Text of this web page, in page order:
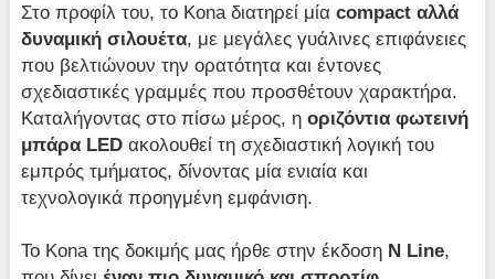
Στο προφίλ του, το Kona διατηρεί μίαcompact αλλά
δυναμική σιλουέτα, με μεγάλες γυάλινες επιφάνειες
που βελτιώνουν την ορατότητα και έντονες
σχεδιαστικές γραμμές που προσθέτουν χαρακτήρα.
Καταλήγοντας στο πίσω μέρος, ηοριζόντια φωτεινή
μπάρα LED ακολουθεί τη σχεδιαστική λογική του
εμπρός τμήματος, δίνοντας μία ενιαία και
τεχνολογικά προηγμένη εμφάνιση.
Το Kona της δοκιμής μας ήρθε στην έκδοση N Line,